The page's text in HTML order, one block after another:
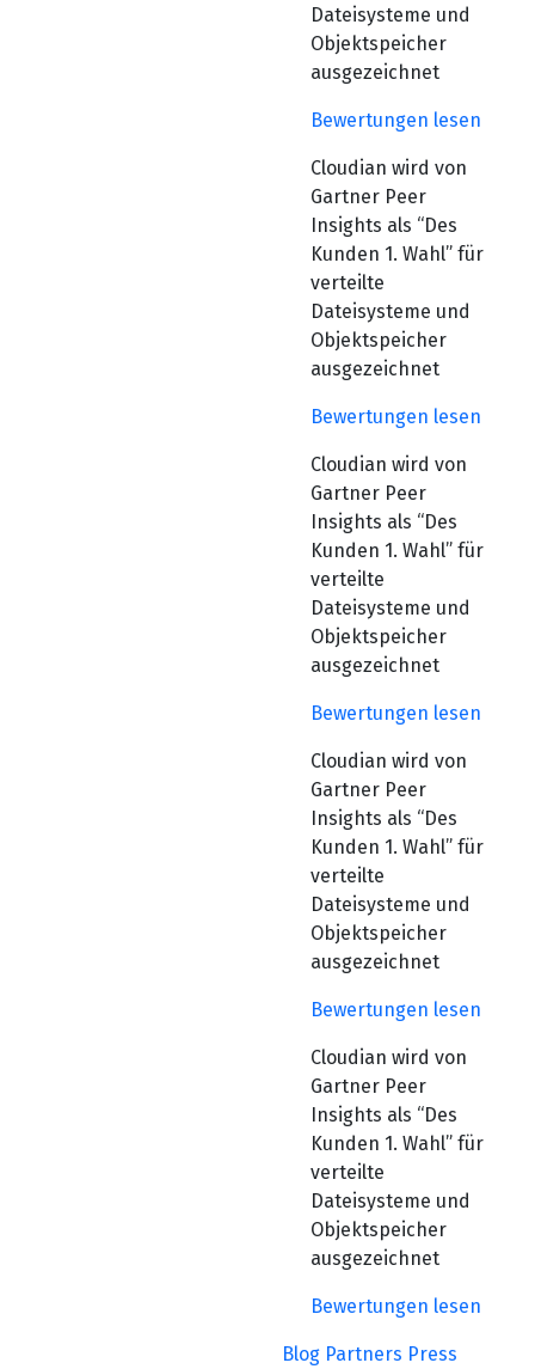
Dateisysteme und
Objektspeicher
ausgezeichnet
Bewertungen lesen
Cloudian wird von
Gartner Peer
Insights als “Des
Kunden 1. Wahl” für
verteilte
Dateisysteme und
Objektspeicher
ausgezeichnet
Bewertungen lesen
Cloudian wird von
Gartner Peer
Insights als “Des
Kunden 1. Wahl” für
verteilte
Dateisysteme und
Objektspeicher
ausgezeichnet
Bewertungen lesen
Cloudian wird von
Gartner Peer
Insights als “Des
Kunden 1. Wahl” für
verteilte
Dateisysteme und
Objektspeicher
ausgezeichnet
Bewertungen lesen
Cloudian wird von
Gartner Peer
Insights als “Des
Kunden 1. Wahl” für
verteilte
Dateisysteme und
Objektspeicher
ausgezeichnet
Bewertungen lesen
Blog Partners Press